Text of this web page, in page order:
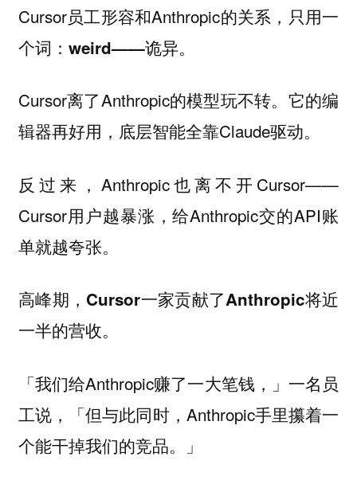
Cursor员工形容和Anthropic的关系，只用一
个词： weird——诡异。
Cursor离了Anthropic的模型玩不转。它的编
辑器再好用，底层智能全靠Claude驱动。
反过来，Anthropic也离不开Cursor——
Cursor用户越暴涨，给Anthropic交的API账
单就越夸张。
高峰期，Cursor一家贡献了Anthropic将近
一半的营收。
「我们给Anthropic赚了一大笔钱，」一名员
工说，「但与此同时，Anthropic手里攥着一
个能干掉我们的竞品。」